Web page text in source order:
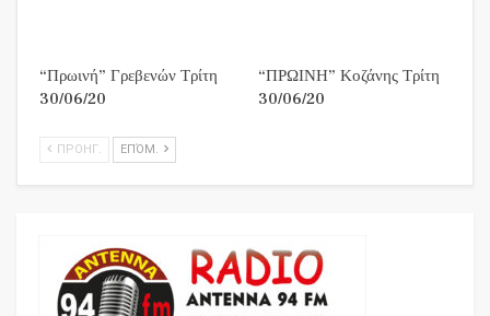
“Πρωινή” Γρεβενών Τρίτη
30/06/20
“ΠΡΩΙΝΗ” Κοζάνης Τρίτη
30/06/20
ΠΡΟΗΓ. ΕΠΌΜ.